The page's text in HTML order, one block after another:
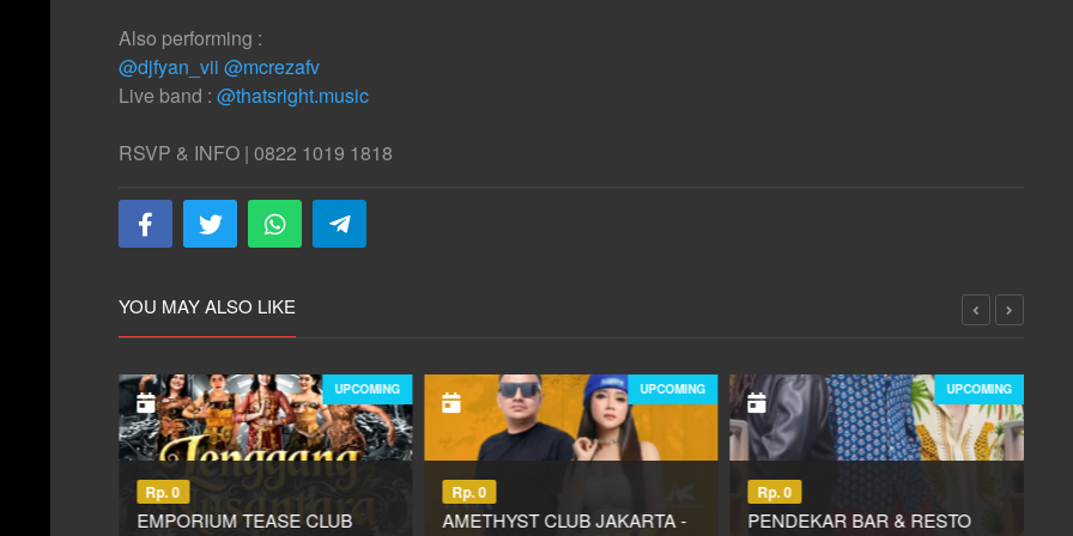
Also performing :
@djfyan_vii @mcrezafv
Live band : @thatsright.music
RSVP & INFO | 0822 1019 1818
YOU MAY ALSO LIKE
UPCOMING
Rp. 0
EMPORIUM TEASE CLUB
UPCOMING
Rp. 0
AMETHYST CLUB JAKARTA -
UPCOMING
Rp. 0
PENDEKAR BAR & RESTO